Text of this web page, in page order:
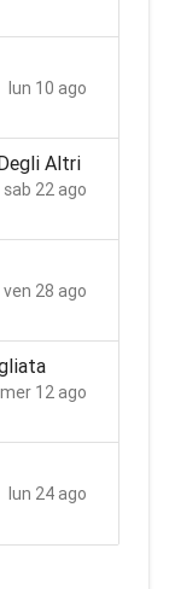
lun 10 ago
Altri
sab 22 ago
ven 28 ago
mer 12 ago
lun 24 ago